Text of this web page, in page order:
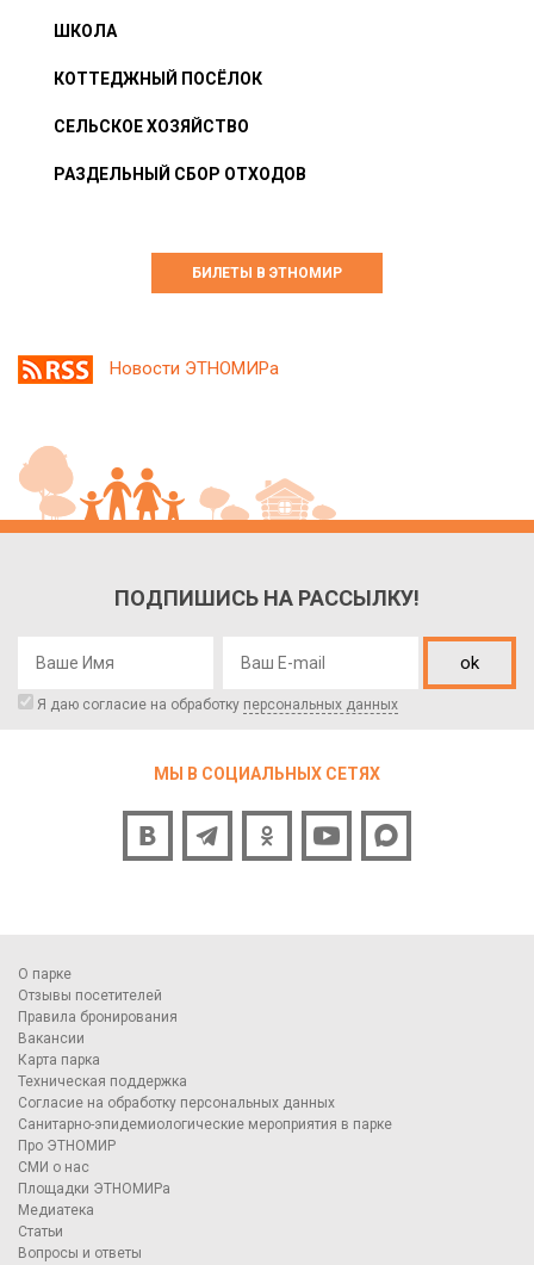
ШКОЛА
КОТТЕДЖНЫЙ ПОСЁЛОК
СЕЛЬСКОЕ ХОЗЯЙСТВО
РАЗДЕЛЬНЫЙ СБОР ОТХОДОВ
БИЛЕТЫ В ЭТНОМИР
Новости ЭТНОМИРа
ПОДПИШИСЬ НА РАССЫЛКУ!
ok
Я даю согласие на обработку персональных данных
МЫ В СОЦИАЛЬНЫХ СЕТЯХ
О парке
Отзывы посетителей
Правила бронирования
Вакансии
Карта парка
Техническая поддержка
Согласие на обработку персональных данных
Санитарно-эпидемиологические мероприятия в парке
Про ЭТНОМИР
СМИ о нас
Площадки ЭТНОМИРа
Медиатека
Статьи
Вопросы и ответы